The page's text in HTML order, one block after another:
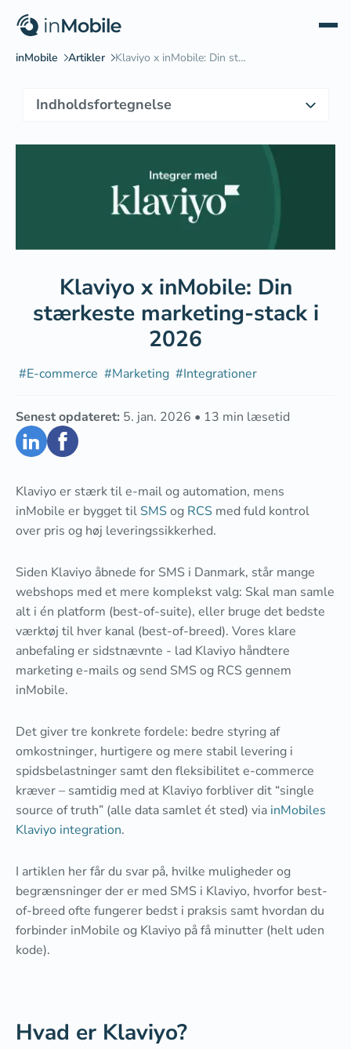
Klaviyo x inMobile: Din
stærkeste marketing-stack i
2026
#E-commerce #Marketing #Integrationer
Senest opdateret: 5. jan. 2026 • 13 min læsetid
Indholdsfortegnelse
Hvorfor splitte dine marketingkanaler (best of breed)?
Sådan integrerer du inMobile og Klaviyo
Hvem bør (alligevel) vælge Klaviyo til SMS?
Konverterende SMS-kampagner med inMobile og Klaviyo
Opsummering: inMobile vs Klaviyo
Klaviyo er stærk til e-mail og automation, mens
inMobile er bygget til SMSog RCS med fuld kontrol
over pris og høj leveringssikkerhed.
Siden Klaviyo åbnede for SMS i Danmark, står mange
webshops med et mere komplekst valg: Skal man samle
alt i én platform (best-of-suite), eller bruge det bedste
værktøj til hver kanal (best-of-breed). Vores klare
anbefaling er sidstnævnte - lad Klaviyo håndtere
marketing e-mails og send SMS og RCS gennem
inMobile.
Det giver tre konkrete fordele: bedre styring af
omkostninger, hurtigere og mere stabil levering i
spidsbelastninger samt den fleksibilitet e-commerce
kræver – samtidig med at Klaviyo forbliver dit “single
source of truth” (alle data samlet ét sted) via inMobiles
Klaviyo integration.
I artiklen her får du svar på, hvilke muligheder og
begrænsninger der er med SMS i Klaviyo, hvorfor best-
of-breed ofte fungerer bedst i praksis samt hvordan du
forbinder inMobile og Klaviyo på få minutter (helt uden
kode).
Hvad er Klaviyo?